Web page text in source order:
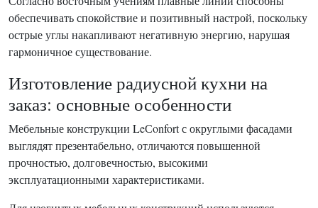
обеспечивать спокойствие и позитивный настрой, поскольку
острые углы накапливают негативную энергию, нарушая
гармоничное существование.
Изготовление радиусной кухни на
заказ: основные особенности
Мебельные конструкции LeСonfort с округлыми фасадами
выглядят презентабельно, отличаются повышенной
прочностью, долговечностью, высокими
эксплуатационными характеристиками.